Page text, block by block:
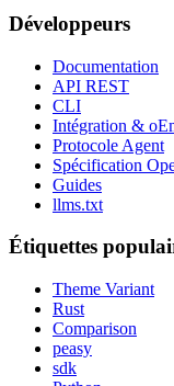
Développeurs
Documentation
API REST
CLI
Intégration &
Protocole Agent
Spécification
Guides
llms.txt
Étiquettes
Theme Variant
Rust
Comparison
peasy
sdk